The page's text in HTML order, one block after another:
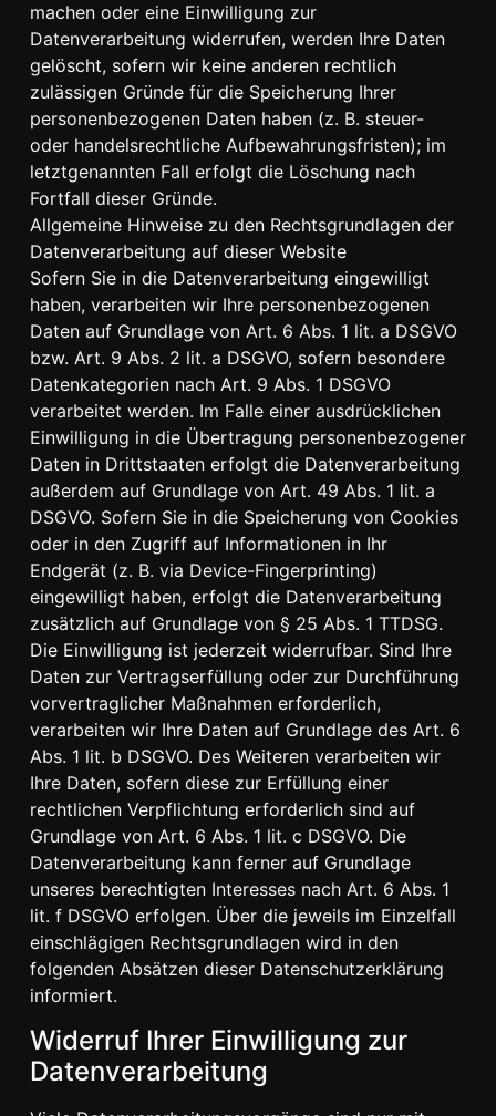
machen oder eine Einwilligung zur
Datenverarbeitung widerrufen, werden Ihre Daten
gelöscht, sofern wir keine anderen rechtlich
zulässigen Gründe für die Speicherung Ihrer
personenbezogenen Daten haben (z. B. steuer-
oder handelsrechtliche Aufbewahrungsfristen); im
letztgenannten Fall erfolgt die Löschung nach
Fortfall dieser Gründe.
Allgemeine Hinweise zu den Rechtsgrundlagen der
Datenverarbeitung auf dieser Website
Sofern Sie in die Datenverarbeitung eingewilligt
haben, verarbeiten wir Ihre personenbezogenen
Daten auf Grundlage von Art. 6 Abs. 1 lit. a DSGVO
bzw. Art. 9 Abs. 2 lit. a DSGVO, sofern besondere
Datenkategorien nach Art. 9 Abs. 1 DSGVO
verarbeitet werden. Im Falle einer ausdrücklichen
Einwilligung in die Übertragung personenbezogener
Daten in Drittstaaten erfolgt die Datenverarbeitung
außerdem auf Grundlage von Art. 49 Abs. 1 lit. a
DSGVO. Sofern Sie in die Speicherung von Cookies
oder in den Zugriff auf Informationen in Ihr
Endgerät (z. B. via Device-Fingerprinting)
eingewilligt haben, erfolgt die Datenverarbeitung
zusätzlich auf Grundlage von § 25 Abs. 1 TTDSG.
Die Einwilligung ist jederzeit widerrufbar. Sind Ihre
Daten zur Vertragserfüllung oder zur Durchführung
vorvertraglicher Maßnahmen erforderlich,
verarbeiten wir Ihre Daten auf Grundlage des Art. 6
Abs. 1 lit. b DSGVO. Des Weiteren verarbeiten wir
Ihre Daten, sofern diese zur Erfüllung einer
rechtlichen Verpflichtung erforderlich sind auf
Grundlage von Art. 6 Abs. 1 lit. c DSGVO. Die
Datenverarbeitung kann ferner auf Grundlage
unseres berechtigten Interesses nach Art. 6 Abs. 1
lit. f DSGVO erfolgen. Über die jeweils im Einzelfall
einschlägigen Rechtsgrundlagen wird in den
folgenden Absätzen dieser Datenschutzerklärung
informiert.
Widerruf Ihrer Einwilligung zur
Datenverarbeitung